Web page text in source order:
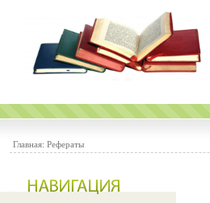
Главная: Рефераты